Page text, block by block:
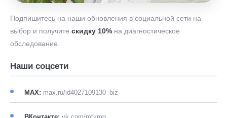
Подпишитесь на наши обновления в социальной сети на
выбор и получите скидку 10% на диагностическое
обследование.
Наши соцсети
MAX: max.ru/id4027109130_biz